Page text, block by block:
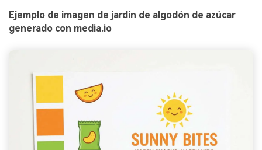
Ejemplo de imagen de jardín de algodón de azúcar
generado con media.io